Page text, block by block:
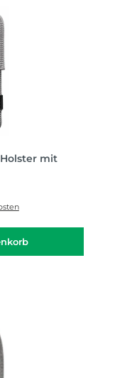
mit